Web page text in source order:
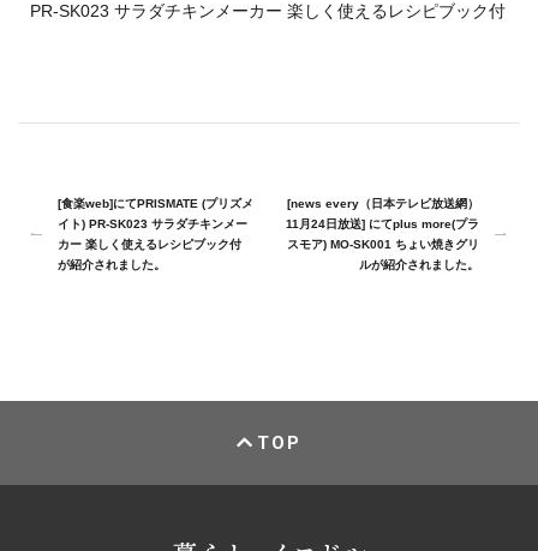
PR-SK023 サラダチキンメーカー 楽しく使えるレシピブック付
[食楽web]にてPRISMATE (プリズメ
イト) PR-SK023 サラダチキンメー
カー 楽しく使えるレシピブック付
が紹介されました。
[news every（日本テレビ放送網）
11月24日放送] にてplus more(プラ
スモア) MO-SK001 ちょい焼きグリ
ルが紹介されました。
TOP